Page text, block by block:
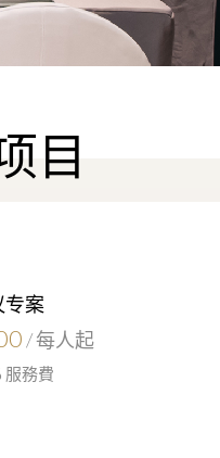
目
专案
/ 每人起
服務費